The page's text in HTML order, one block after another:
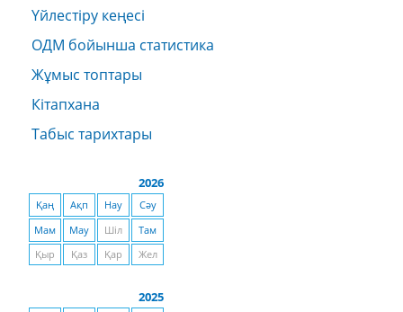
Үйлестіру кеңесі
ОДМ бойынша статистика
Жұмыс топтары
Кітапхана
Табыс тарихтары
2026
Қаң Ақп Нау
Сәу
Мам
Мау Шіл
Там
Қыр
Қаз Қар Жел
2025